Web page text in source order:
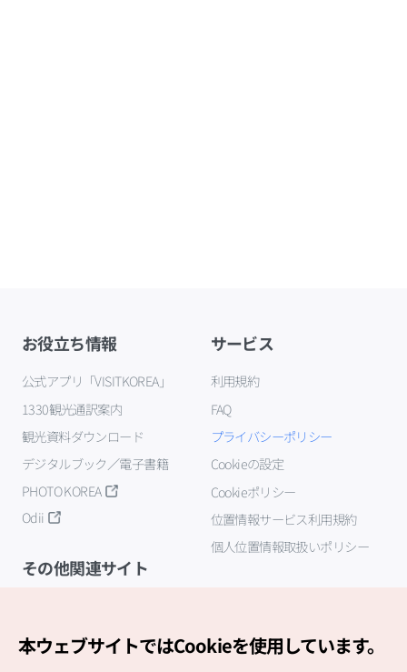
お役立ち情報
公式アプリ「VISITKOREA」
1330観光通訳案内
観光資料ダウンロード
デジタルブック／電子書籍
PHOTO KOREA
Odii
サービス
利用規約
FAQ
プライバシーポリシー
Cookieの設定
Cookieポリシー
位置情報サービス利用規約
個人位置情報取扱いポリシー
その他関連サイト
本ウェブサイトではCookieを使用しています。